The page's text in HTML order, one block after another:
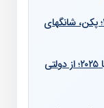
هزینه زندگی دانشجویی در چین ۲۰۲۵؛ پکن، شانگهای
بورسیه و کمک‌هزینه تحصیل در اسپانیا ۲۰۲۵؛ از دولتی